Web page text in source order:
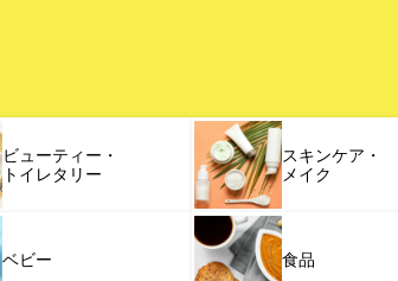
ビューティー・
トイレタリー
スキンケア・
メイク
ベビー 食品